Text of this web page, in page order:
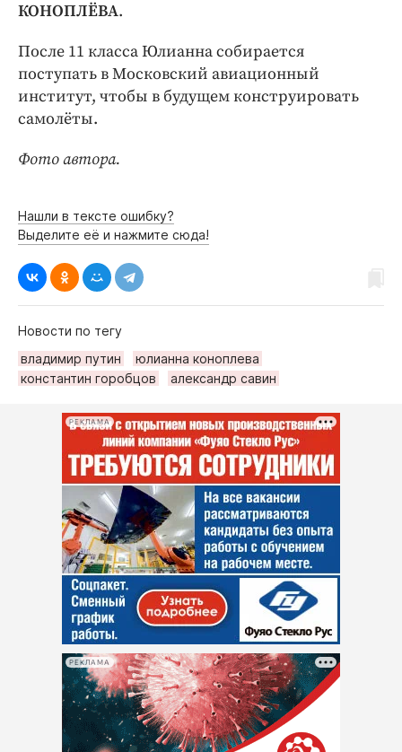
КОНОПЛЁВА.
После 11 класса Юлианна собирается
поступать в Московский авиационный
институт, чтобы в будущем конструировать
самолёты.
Фото автора.
Нашли в тексте ошибку?
Выделите её и нажмите сюда!
Новости по тегу
владимир путин
юлианна коноплева
константин горобцов
александр савин
РЕКЛАМА
РЕКЛАМА